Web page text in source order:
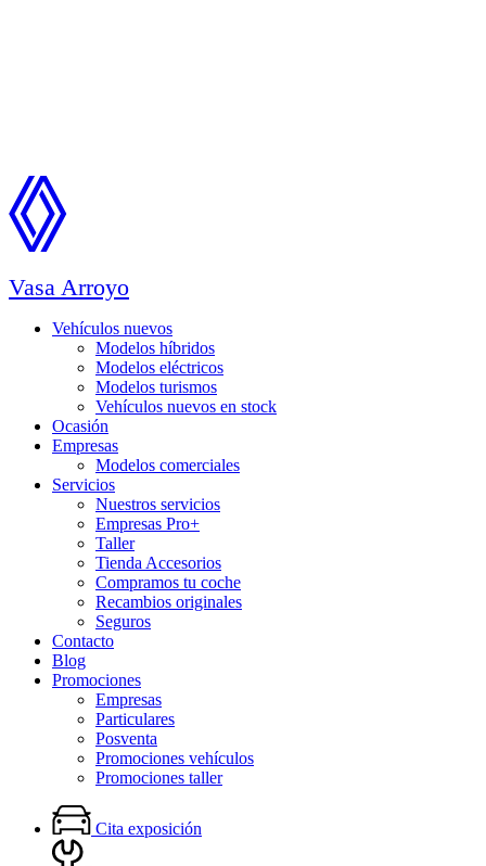
Vasa Arroyo
Vehículos nuevos
Modelos híbridos
Modelos eléctricos
Modelos turismos
Vehículos nuevos en stock
Ocasión
Empresas
Modelos comerciales
Servicios
Nuestros servicios
Empresas Pro+
Taller
Tienda Accesorios
Compramos tu coche
Recambios originales
Seguros
Contacto
Blog
Promociones
Empresas
Particulares
Posventa
Promociones vehículos
Promociones taller
Cita exposición